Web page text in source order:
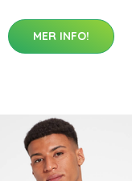
MER INFO!